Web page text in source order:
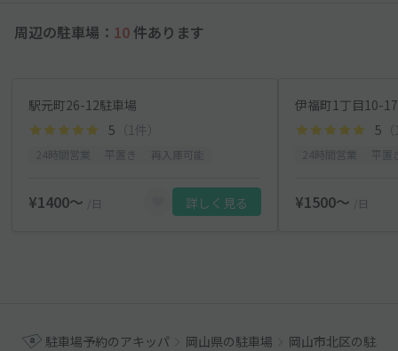
周辺の駐車場： 10 件あります
駅元町26-12駐車場
5 （1件）
¥1400〜 /日 詳しく見る
伊福町1丁目10-
5
¥1500〜 /日
駐車場予約のアキッパ 岡山県の駐車場 岡山市北区の駐車